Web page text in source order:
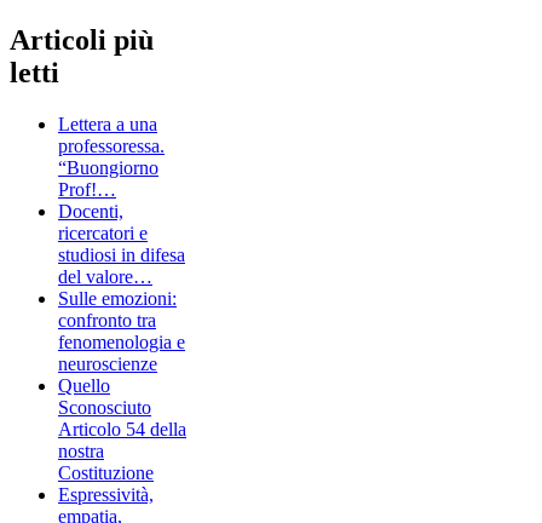
Articoli più
letti
Lettera a una
professoressa.
“Buongiorno
Prof!…
Docenti,
ricercatori e
studiosi in difesa
del valore…
Sulle emozioni:
confronto tra
fenomenologia e
neuroscienze
Quello
Sconosciuto
Articolo 54 della
nostra
Costituzione
Espressività,
empatia,